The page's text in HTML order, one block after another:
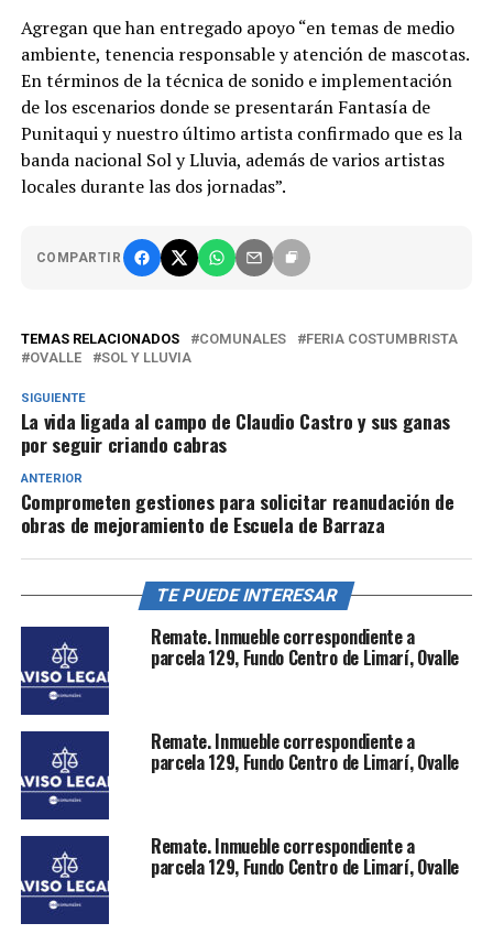
Agregan que han entregado apoyo “en temas de medio
ambiente, tenencia responsable y atención de mascotas.
En términos de la técnica de sonido e implementación
de los escenarios donde se presentarán Fantasía de
Punitaqui y nuestro último artista confirmado que es la
banda nacional Sol y Lluvia, además de varios artistas
locales durante las dos jornadas”.
COMPARTIR
TEMAS RELACIONADOS COMUNALES
FERIA COSTUMBRISTA
OVALLE
SOL Y LLUVIA
SIGUIENTE
La vida ligada al campo de Claudio Castro y sus ganas
por seguir criando cabras
ANTERIOR
Comprometen gestiones para solicitar reanudación de
obras de mejoramiento de Escuela de Barraza
TE PUEDE INTERESAR
Remate. Inmueble correspondiente a
parcela 129, Fundo Centro de Limarí, Ovalle
Remate. Inmueble correspondiente a
parcela 129, Fundo Centro de Limarí, Ovalle
Remate. Inmueble correspondiente a
parcela 129, Fundo Centro de Limarí, Ovalle